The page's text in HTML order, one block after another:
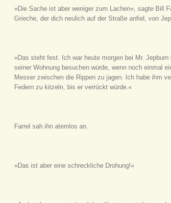
»Die Sache ist aber weniger zum Lachen«, sagte Bill
Grieche, der dich neulich auf der Straße anfiel, von
»Das steht fest. Ich war heute morgen bei Mr.
seiner Wohnung besuchen würde, wenn noch einmal
Messer zwischen die Rippen zu jagen. Ich habe ihm
Federn zu kitzeln, bis er verrückt würde.«
Farrel sah ihn atemlos an.
»Das ist aber eine schreckliche Drohung!«